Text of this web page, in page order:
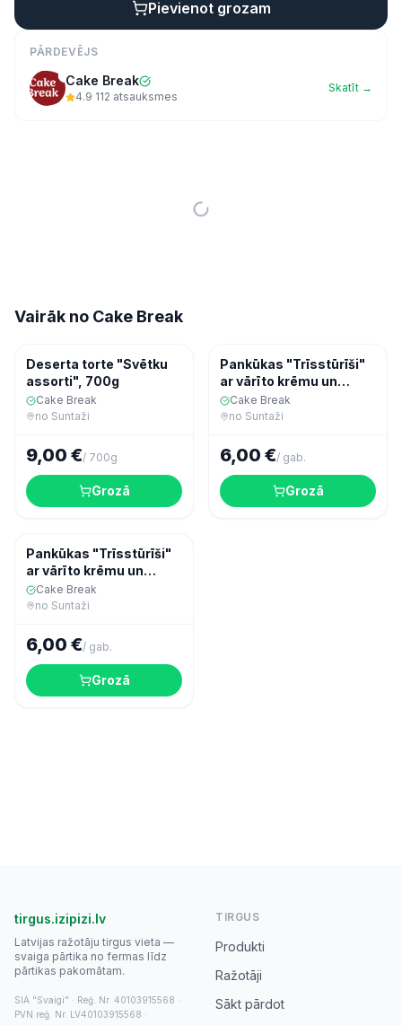
Pievienot grozam
PĀRDEVĒJS
Cake Break
4.9·112 atsauksmes
Skatīt →
Vairāk no Cake Break
Konditorija
Deserta torte "Svētku
assorti", 700g
Cake Break
no Suntaži
9,00 €/ 700g
Grozā
Konditorija
Pankūkas "Trīsstūrīši"
ar vārīto krēmu un
banāniem (6 gab.)
Cake Break
no Suntaži
6,00 €/ gab.
Grozā
Konditorija
Pankūkas "Trīsstūrīši"
ar vārīto krēmu un
āboliem ar kanēli (6
gab.)
Cake Break
no Suntaži
6,00 €/ gab.
Grozā
tirgus.izipizi.lv
Latvijas ražotāju tirgus vieta —
svaiga pārtika no fermas līdz
pārtikas pakomātam.
SIA "Svaigi" · Reģ. Nr. 40103915568 ·
PVN reģ. Nr. LV40103915568 ·
TIRGUS
Produkti
Ražotāji
Sākt pārdot